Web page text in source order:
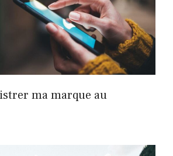
ma marque au